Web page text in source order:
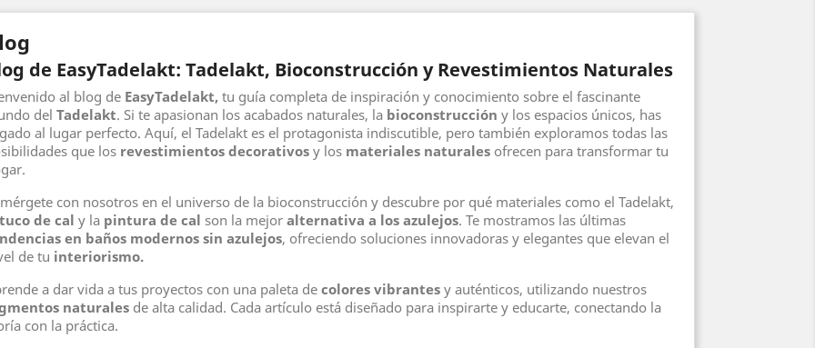
de EasyTadelakt: Tadelakt, Bioconstrucción y Revestimientos Naturales
al blog deEasyTadelakt,tu guía completa de inspiración y conocimiento sobre el fascinante
del Tadelakt. Si te apasionan los acabados naturales, la bioconstrucción y los espacios únicos, has
al lugar perfecto. Aquí, el Tadelakt es el protagonista indiscutible, pero también exploramos todas las
que los revestimientos decorativosy los materiales naturalesofrecen para transformar tu
con nosotros en el universo de la bioconstrucción y descubre por qué materiales como el Tadelakt,
de cal y la pintura de cal son la mejor alternativa a los azulejos. Te mostramos las últimas
en baños modernos sin azulejos, ofreciendo soluciones innovadoras y elegantes que elevan el
de tu interiorismo.
a dar vida a tus proyectos con una paleta de colores vibrantesy auténticos, utilizando nuestros
naturalesde alta calidad. Cada artículo está diseñado para inspirarte y educarte, conectando la
con la práctica.